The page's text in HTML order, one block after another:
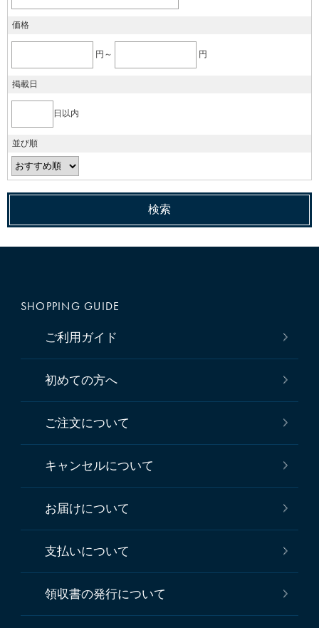
価格
円～ 円
掲載日
日以内
並び順
SHOPPING GUIDE
ご利用ガイド
初めての方へ
ご注文について
キャンセルについて
お届けについて
支払いについて
領収書の発行について